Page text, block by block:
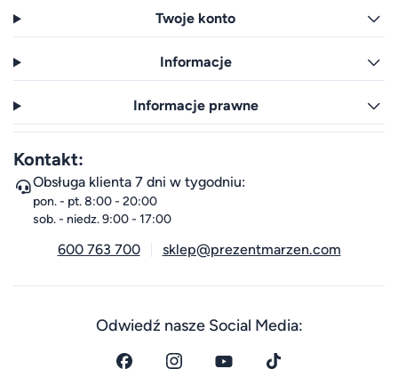
Twoje konto
Informacje
Informacje prawne
Kontakt:
Obsługa klienta 7 dni w tygodniu:
pon. - pt. 8:00 - 20:00
sob. - niedz. 9:00 - 17:00
600 763 700 sklep@prezentmarzen.com
Odwiedź nasze Social Media: